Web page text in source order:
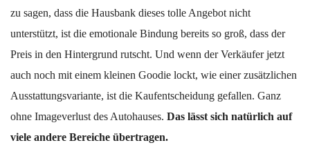
zu sagen, dass die Hausbank dieses tolle Angebot nicht
unterstützt, ist die emotionale Bindung bereits so groß, dass der
Preis in den Hintergrund rutscht. Und wenn der Verkäufer jetzt
auch noch mit einem kleinen Goodie lockt, wie einer zusätzlichen
Ausstattungsvariante, ist die Kaufentscheidung gefallen. Ganz
ohne Imageverlust des Autohauses. Das lässt sich natürlich auf
viele andere Bereiche übertragen.